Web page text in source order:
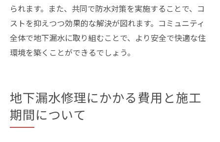
られます。また、共同で防水対策を実施することで、コ
ストを抑えつつ効果的な解決が図れます。コミュニティ
全体で地下漏水に取り組むことで、より安全で快適な住
環境を築くことができるでしょう。
地下漏水修理にかかる費用と施工
期間について